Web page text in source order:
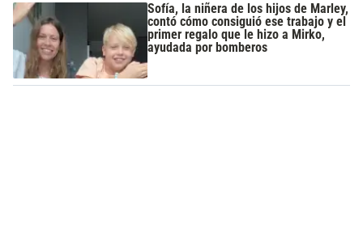
Sofía, la niñera de los hijos de Marley,
contó cómo consiguió ese trabajo y el
primer regalo que le hizo a Mirko,
ayudada por bomberos